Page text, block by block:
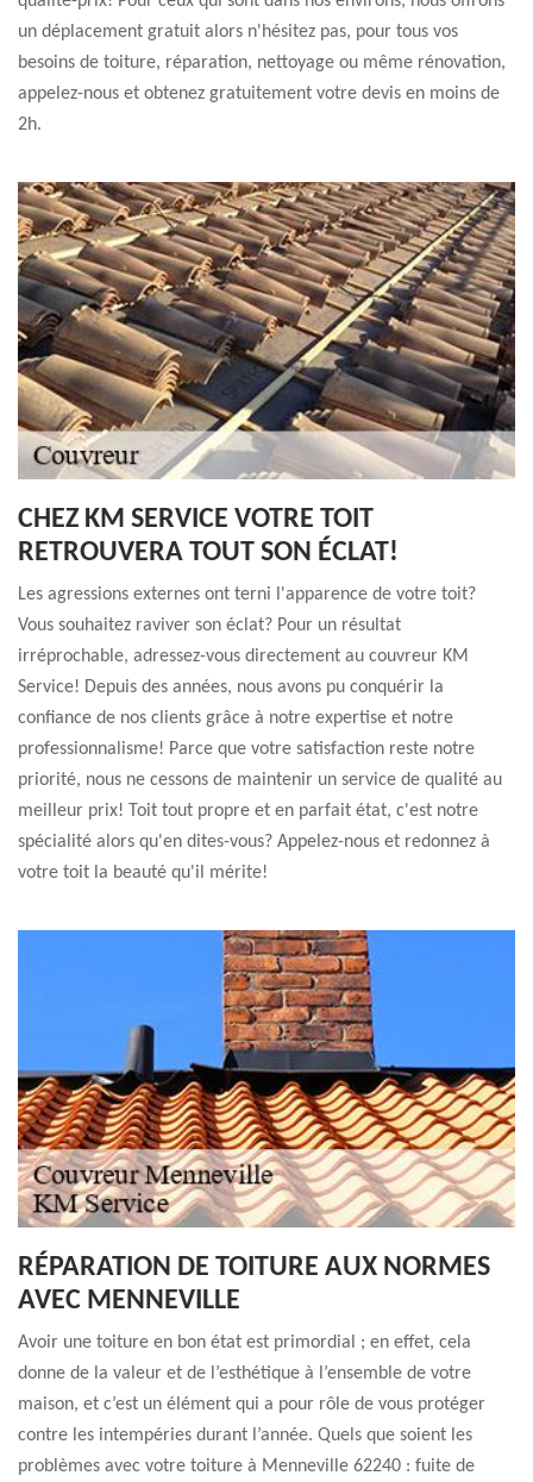
un déplacement gratuit alors n'hésitez pas, pour tous vos
besoins de toiture, réparation, nettoyage ou même rénovation,
appelez-nous et obtenez gratuitement votre devis en moins de
2h.
CHEZ KM SERVICE VOTRE TOIT
RETROUVERA TOUT SON ÉCLAT!
Les agressions externes ont terni l'apparence de votre toit?
Vous souhaitez raviver son éclat? Pour un résultat
irréprochable, adressez-vous directement au couvreur KM
Service! Depuis des années, nous avons pu conquérir la
confiance de nos clients grâce à notre expertise et notre
professionnalisme! Parce que votre satisfaction reste notre
priorité, nous ne cessons de maintenir un service de qualité au
meilleur prix! Toit tout propre et en parfait état, c'est notre
spécialité alors qu'en dites-vous? Appelez-nous et redonnez à
votre toit la beauté qu'il mérite!
RÉPARATION DE TOITURE AUX NORMES
AVEC MENNEVILLE
Avoir une toiture en bon état est primordial ; en effet, cela
donne de la valeur et de l’esthétique à l’ensemble de votre
maison, et c’est un élément qui a pour rôle de vous protéger
contre les intempéries durant l’année. Quels que soient les
problèmes avec votre toiture à Menneville 62240 : fuite de